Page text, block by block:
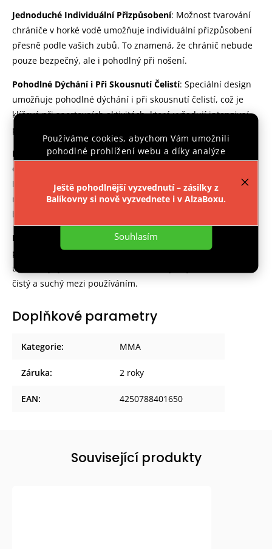
Používáme cookies, abychom Vám umožnili
pohodlné prohlížení webu a díky analýze
provozu webu neustále zlepšovali jeho funkce,
Nastavení
Souhlasím
Ještě pohodlnější vyzvednutí – zásilky z
Balíkovny si nově vyzvednete i v AlzaBoxu.
Jednoduché Individuální Přizpůsobení: Možnost tvarování
chrániče v horké vodě umožňuje individuální přizpůsobení
přesně podle vašich zubů. To znamená, že chránič nebude
pouze bezpečný, ale i pohodlný při nošení.
Pohodlné Dýchání i Při Skousnutí Čelistí: Speciální design
umožňuje pohodlné dýchání i při skousnutí čelistí, což je
klíčové při sportovních aktivitách, které vyžadují intenzivní
pohyb.
Kvalitní Materiál a Ověřená Bezpečnost: Chránič byl
otestován v renomovaných institucích, včetně UK Satra
House a Státního zdravotnického ústavu. Díky tomu můžete
mít jistotu, že tento produkt splňuje nejvyšší standardy
bezpečnosti.
Elegantní a Praktická Krabička: Chránič je dodáván v
průhledné krabičce s otvory pro větrání, což nejen že
usnadňuje jeho skladování, ale také zajišťuje, že zůstává
čistý a suchý mezi používáním.
Doplňkové parametry
Kategorie: MMA
Záruka: 2 roky
EAN: 4250788401650
Související produkty